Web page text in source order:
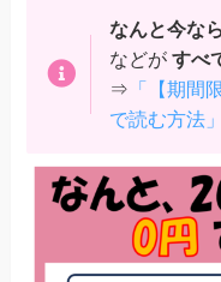
なんと今なら
などが すべ
⇒ 「【期間
で読む方法」